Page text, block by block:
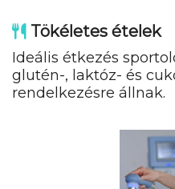
Tökéletes ételek
Ideális étkezés
glutén-, laktóz- és
rendelkezésre állnak.